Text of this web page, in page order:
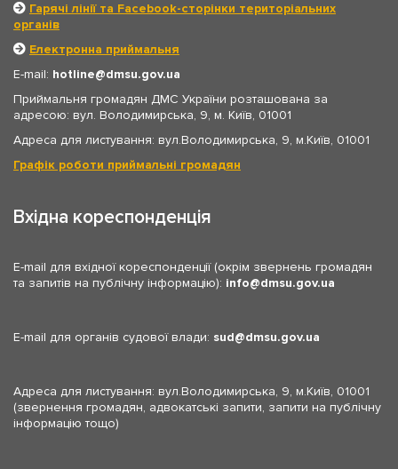
Гарячі лінії та Facebook-сторінки територіальних
органів
Електронна приймальня
E-mail: hotline
dmsu.gov.ua
Приймальня громадян ДМС України розташована за
адресою: вул. Володимирська, 9, м. Київ, 01001
Адреса для листування: вул.Володимирська, 9, м.Київ, 01001
Графік роботи приймальні громадян
Вхідна кореспонденція
E-mail для вхідної кореспонденції (окрім звернень громадян
та запитів на публічну інформацію): info dmsu.gov.ua
E-mail для органів судової влади: sud dmsu.gov.ua
Адреса для листування: вул.Володимирська, 9, м.Київ, 01001
(звернення громадян, адвокатські запити, запити на публічну
інформацію тощо)